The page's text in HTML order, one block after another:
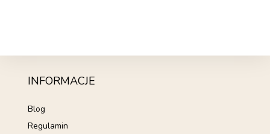
INFORMACJE
Blog
Regulamin